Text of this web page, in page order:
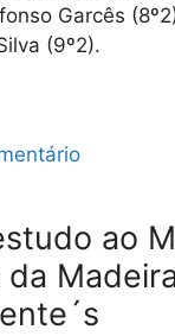
Garcês
(9º2).
ao